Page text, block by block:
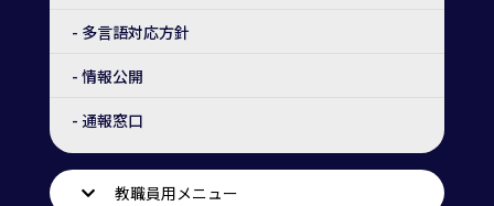
- 多言語対応方針
- 情報公開
- 通報窓口
教職員用メニュー